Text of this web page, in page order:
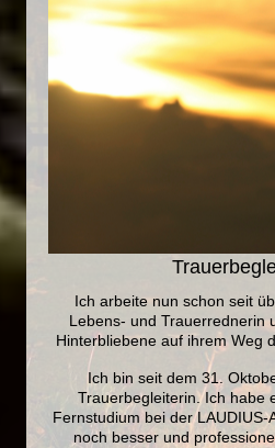
Ich arbeite nun schon seit
Lebens- und Trauerrednerin
Hinterbliebene auf ihrem Weg
Ich bin seit dem 31.
Trauerbegleiterin. Ich habe
Fernstudium bei der
noch besser und